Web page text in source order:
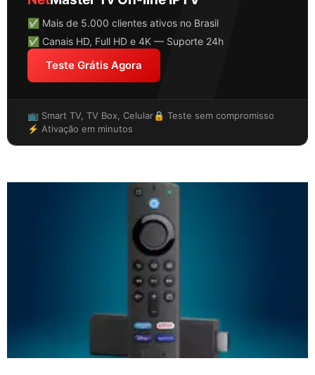
✅ Mais de 5.000 clientes ativos no Brasil
✅ Canais HD, Full HD e 4K — Suporte 24h
Teste Grátis Agora
📺 Smart TV, TV Box, Celular🔒 Teste sem compromisso
⚡ Ativação em minutos